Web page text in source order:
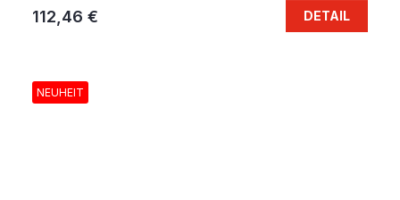
112,46 € DETAIL
NEUHEIT